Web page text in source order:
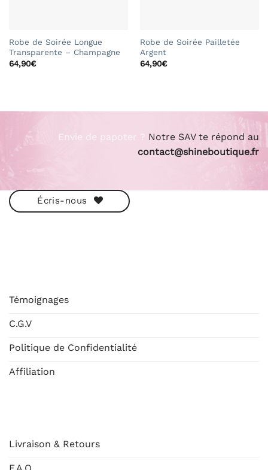
Robe de Soirée Longue
Transparente – Champagne
64,90€
Robe de Soirée Pailletée
Argent
64,90€
Envie de papoter ? Notre SAV te répond au
contact@shineboutique.fr
Écris-nous
Témoignages
C.G.V
Politique de Confidentialité
Affiliation
Livraison & Retours